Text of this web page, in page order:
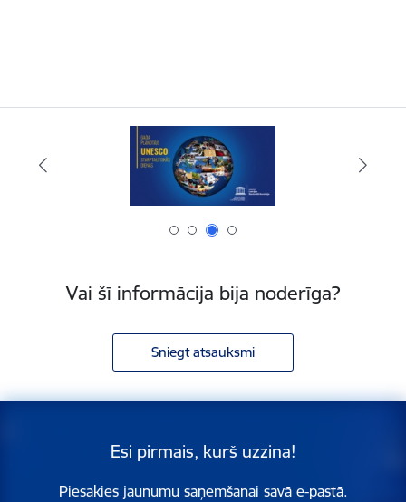
Vai šī informācija bija noderīga?
Sniegt atsauksmi
Esi pirmais, kurš uzzina!
Piesakies jaunumu saņemšanai savā e-pastā.